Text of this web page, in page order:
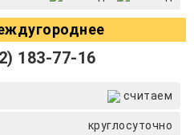
183-77-16
считаем
круглосуточно